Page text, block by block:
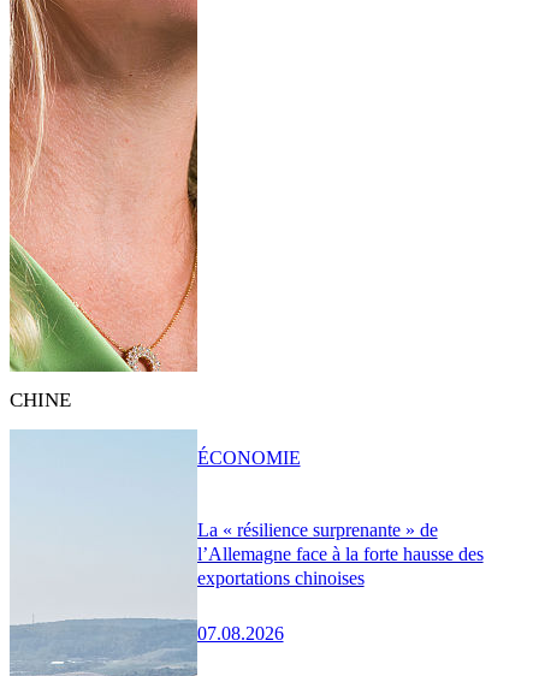
CHINE
La « résilience surprenante » de
l’Allemagne face à la forte hausse des
exportations chinoises
07.08.2026
ÉCONOMIE